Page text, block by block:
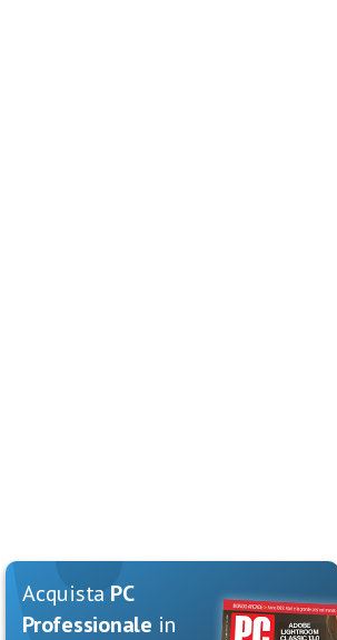
Acquista PC
Professionale in